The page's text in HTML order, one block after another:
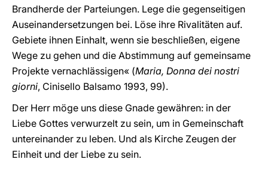
Brandherde der Parteiungen. Lege die gegenseitigen
Auseinandersetzungen bei. Löse ihre Rivalitäten auf.
Gebiete ihnen Einhalt, wenn sie beschließen, eigene
Wege zu gehen und die Abstimmung auf gemeinsame
Projekte vernachlässigen« (Maria, Donna dei nostri
giorni, Cinisello Balsamo 1993, 99).
Der Herr möge uns diese Gnade gewähren: in der
Liebe Gottes verwurzelt zu sein, um in Gemeinschaft
untereinander zu leben. Und als Kirche Zeugen der
Einheit und der Liebe zu sein.